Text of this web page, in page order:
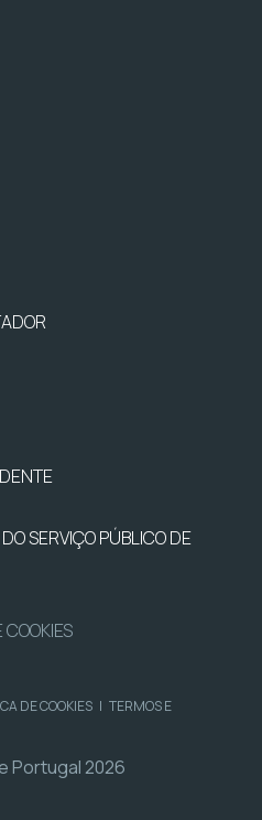
SERVIÇO PÚBLICO DE
DE COOKIES | TERMOS E
Portugal 2026